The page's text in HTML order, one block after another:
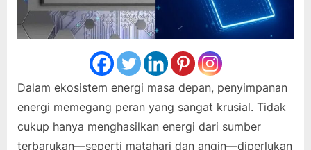
Dalam ekosistem energi masa depan, penyimpanan
energi memegang peran yang sangat krusial. Tidak
cukup hanya menghasilkan energi dari sumber
terbarukan—seperti matahari dan angin—diperlukan